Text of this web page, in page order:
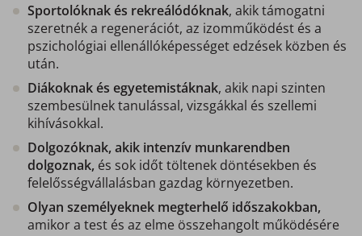
Sportolóknak és rekreálódóknak, akik támogatni
szeretnék a regenerációt, az izomműködést és a
pszichológiai ellenállóképességet edzések közben és
után.
Diákoknak és egyetemistáknak, akik napi szinten
szembesülnek tanulással, vizsgákkal és szellemi
kihívásokkal.
Dolgozóknak, akik intenzív munkarendben
dolgoznak, és sok időt töltenek döntésekben és
felelősségvállalásban gazdag környezetben.
Olyan személyeknek megterhelő időszakokban,
amikor a test és az elme összehangolt működésére